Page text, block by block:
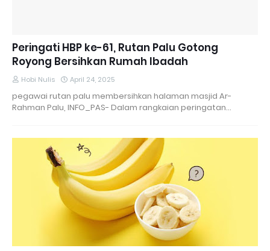
Peringati HBP ke-61, Rutan Palu Gotong
Royong Bersihkan Rumah Ibadah
Hobi Nulis April 24, 2025
pegawai rutan palu membersihkan halaman masjid Ar-
Rahman Palu, INFO_PAS- Dalam rangkaian peringatan…